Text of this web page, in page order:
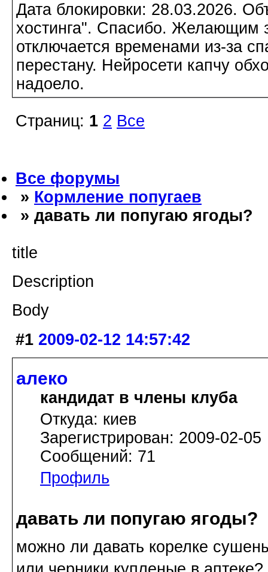
Дата блокировки: 28.03.2026.
хостинга". Спасибо. Желающим
отключается временами из-за
перестану. Нейросети капчу
надоело.
Страниц: 1 2 Все
Все форумы
» Кормление попугаев
» давать ли попугаю ягоды?
title
Description
Body
#1 2009-02-12 14:57:42
алеко
кандидат в члены клуба
Откуда: киев
Зарегистрирован: 2009-02-05
Сообщений: 71
Профиль
давать ли попугаю ягоды?
можно ли давать корелке